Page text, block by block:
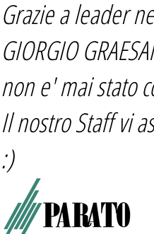
Grazie a leader
GIORGIO
non e' mai stato
Il nostro Staff vi
:)